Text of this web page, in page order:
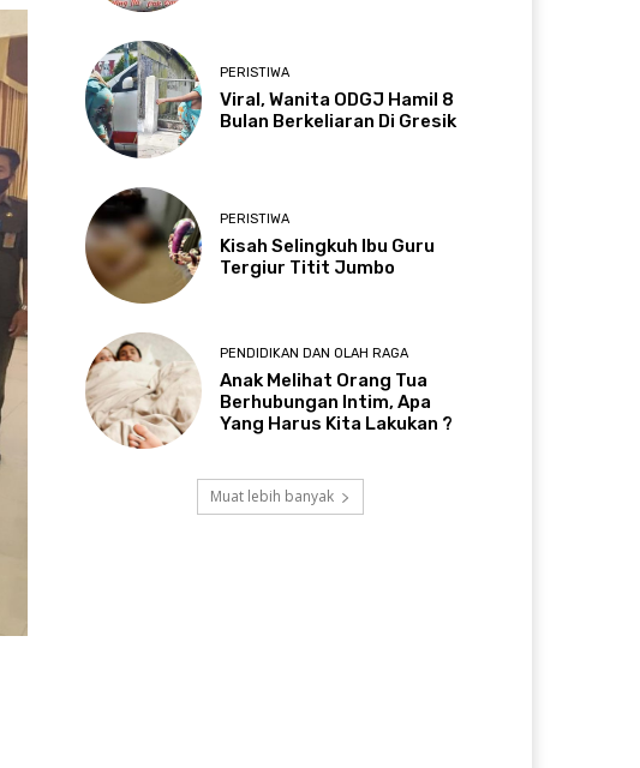
PERISTIWA
Viral, Wanita ODGJ Hamil 8
Bulan Berkeliaran Di Gresik
PERISTIWA
Kisah Selingkuh Ibu Guru
Tergiur Titit Jumbo
PENDIDIKAN DAN OLAH RAGA
Anak Melihat Orang Tua
Berhubungan Intim, Apa
Yang Harus Kita Lakukan ?
Muat lebih banyak